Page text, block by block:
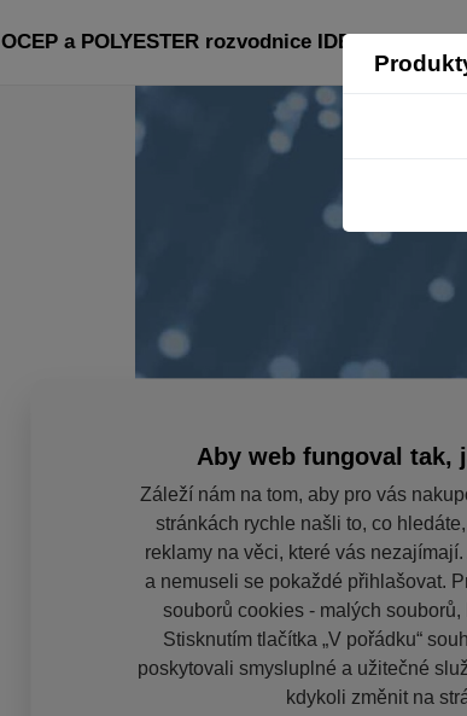
OCEP a POLYESTER rozvodnice IDE EN: strana
Aby web fungoval tak,
Záleží nám na tom, aby pro vás
stránkách rychle našli to, co
reklamy na věci, které vás
a nemuseli se pokaždé přihlašovat.
souborů cookies - malých
Stisknutím tlačítka „V pořádku“
poskytovali smysluplné a užitečné
kdykoli změnit na